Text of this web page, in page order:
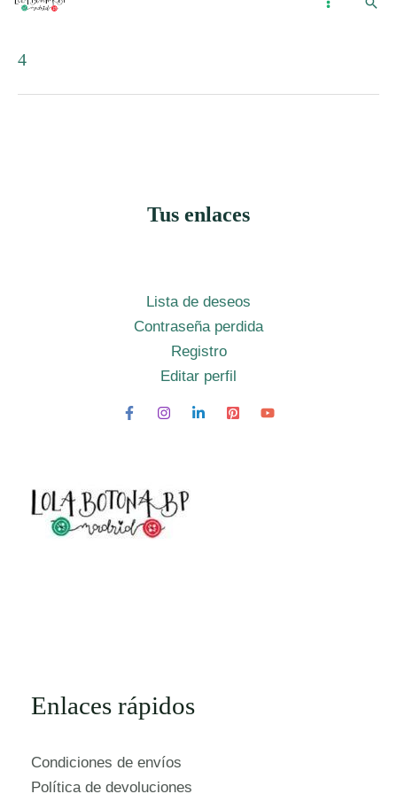
Ir
contenido
4
Tus enlaces
Lista de deseos
Contraseña perdida
Registro
Editar perfil
Enlaces rápidos
Condiciones de envíos
Política de devoluciones